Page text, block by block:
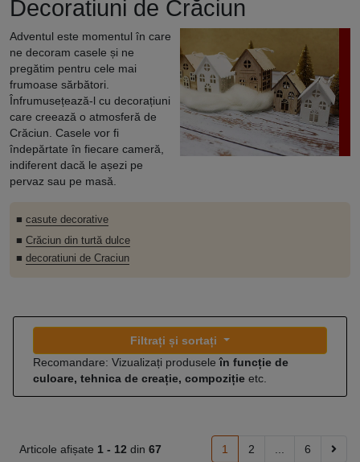
Decoratiuni de Crăciun
Adventul este momentul în care
ne decoram casele și ne
pregătim pentru cele mai
frumoase sărbători.
Înfrumusețează-l cu decorațiuni
care creează o atmosferă de
Crăciun. Casele vor fi
îndepărtate în fiecare cameră,
indiferent dacă le așezi pe
pervaz sau pe masă.
■ casute decorative
■ Crăciun din turtă dulce
■ decoratiuni de Craciun
Filtrați și sortați
Recomandare: Vizualizați produseleîn funcție de
culoare, tehnica de creație, compoziție etc.
Articole afișate 1 - 12 din 67 1 2 6